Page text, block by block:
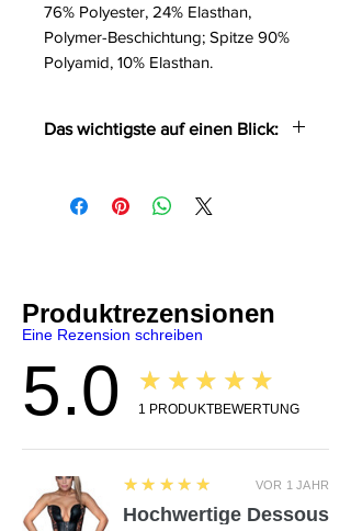
76% Polyester, 24% Elasthan,
Polymer-Beschichtung; Spitze 90%
Polyamid, 10% Elasthan.
Das wichtigste auf einen Blick:
dekorativer Rücken-Schnürung
6 Strapse geben sicheren Halt
Produktrezensionen
Eine Rezension schreiben
5.0 ★★★★★
1 PRODUKTBEWERTUNG
VOR 1 JAHR
5
★★★★★
Hochwertige Dessous